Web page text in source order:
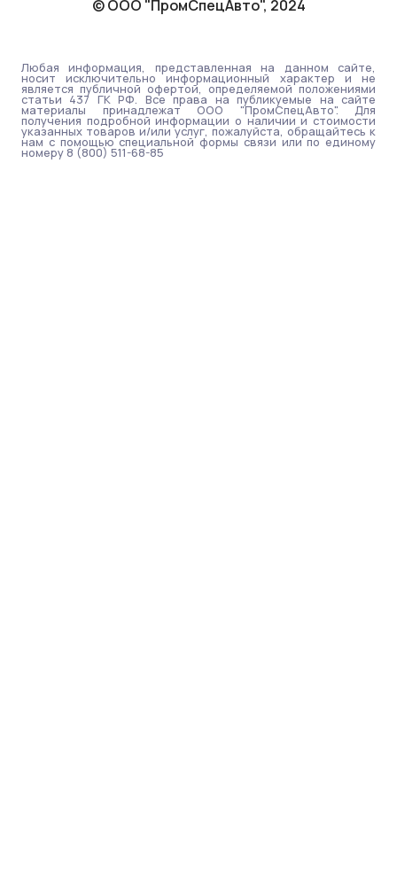
© ООО "ПромСпецАвто", 2024
Любая информация, представленная на данном сайте,
носит исключительно информационный характер и не
является публичной офертой, определяемой положениями
статьи 437 ГК РФ. Все права на публикуемые на сайте
материалы принадлежат ООО "ПромСпецАвто". Для
получения подробной информации о наличии и стоимости
указанных товаров и/или услуг, пожалуйста, обращайтесь к
нам с помощью специальной формы связи или по единому
номеру 8 (800) 511-68-85